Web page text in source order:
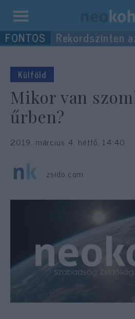
Kilépés
a Rekordszinten
Külföld
Mikor van
űrben?
2019. március 4. hétfő, 14:40
zsido.com